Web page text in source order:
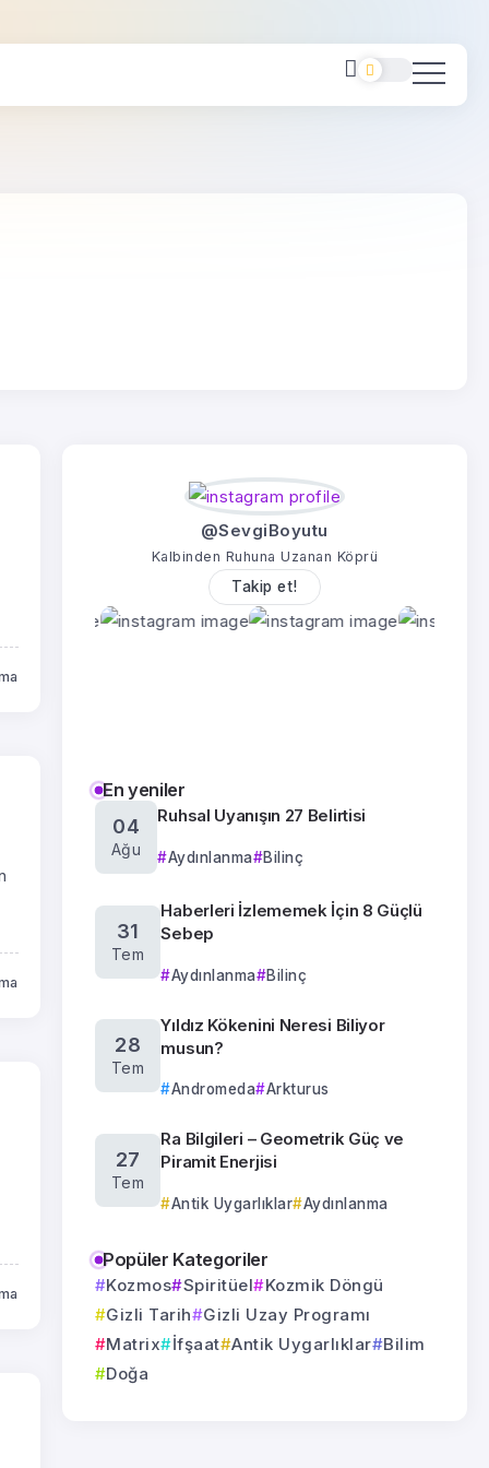
@SevgiBoyutu
Kalbinden Ruhuna Uzanan Köprü
Takip et!
En yeniler
04
Ağu
Ruhsal Uyanışın 27 Belirtisi
Aydınlanma Bilinç
31
Tem
Haberleri İzlememek İçin 8 Güçlü
Sebep
Aydınlanma Bilinç
28
Tem
Yıldız Kökenini Neresi Biliyor
musun?
Andromeda Arkturus
27
Tem
Ra Bilgileri – Geometrik Güç ve
Piramit Enerjisi
Antik Uygarlıklar Aydınlanma
Popüler Kategoriler
Kozmos Spiritüel
Kozmik Döngü
Gizli Tarih
Gizli Uzay Programı
Matrix
İfşaat Antik Uygarlıklar
Bilim
Doğa